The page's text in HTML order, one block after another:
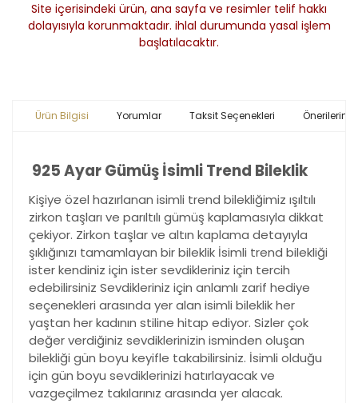
Site içerisindeki ürün, ana sayfa ve resimler telif hakkı
dolayısıyla korunmaktadır. ihlal durumunda yasal işlem
başlatılacaktır.
Ürün Bilgisi Yorumlar Taksit Seçenekleri Önerileriniz
925 Ayar Gümüş İsimli Trend Bileklik
Kişiye özel hazırlanan isimli trend bilekliğimiz ışıltılı
zirkon taşları ve parıltılı gümüş kaplamasıyla dikkat
çekiyor. Zirkon taşlar ve altın kaplama detayıyla
şıklığınızı tamamlayan bir bileklik İsimli trend bilekliği
ister kendiniz için ister sevdikleriniz için tercih
edebilirsiniz Sevdikleriniz için anlamlı zarif hediye
seçenekleri arasında yer alan isimli bileklik her
yaştan her kadının stiline hitap ediyor. Sizler çok
değer verdiğiniz sevdiklerinizin isminden oluşan
bilekliği gün boyu keyifle takabilirsiniz. İsimli olduğu
için gün boyu sevdiklerinizi hatırlayacak ve
vazgeçilmez takılarınız arasında yer alacak.